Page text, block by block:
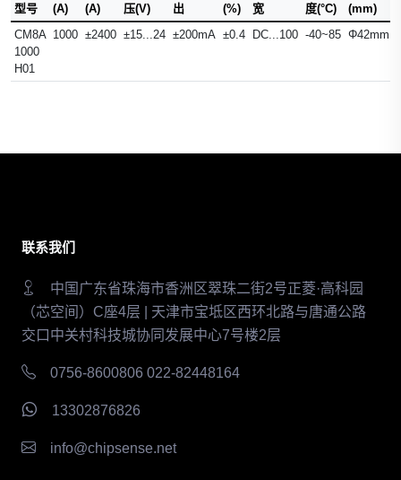
型号
(A)
(A)
压(V)
出
(%)
宽
度(°C)
(mm)
CM8A
1000
H01
1000 ±2400 ±15...24 ±200mA ±0.4 DC...100 -40~85 Φ42mm
联系我们
中国广东省珠海市香洲区翠珠二街2号正菱·高科园
（芯空间）C座4层 | 天津市宝坻区西环北路与唐通公路
交口中关村科技城协同发展中心7号楼2层
0756-8600806 022-82448164
13302876826
info@chipsense.net